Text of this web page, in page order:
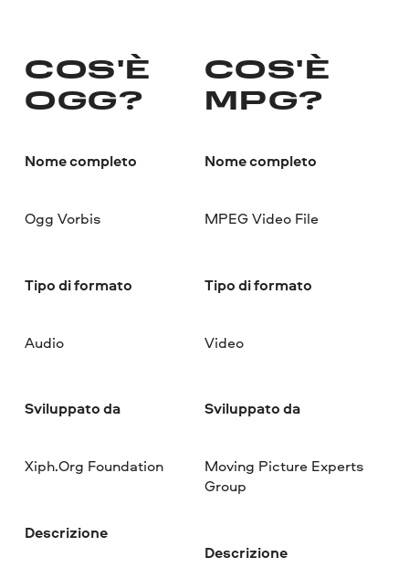
COS'È
OGG?
Nome completo
Ogg Vorbis
Tipo di formato
Audio
Sviluppato da
Xiph.Org Foundation
Descrizione
COS'È
MPG?
Nome completo
MPEG Video File
Tipo di formato
Video
Sviluppato da
Moving Picture Experts
Group
Descrizione